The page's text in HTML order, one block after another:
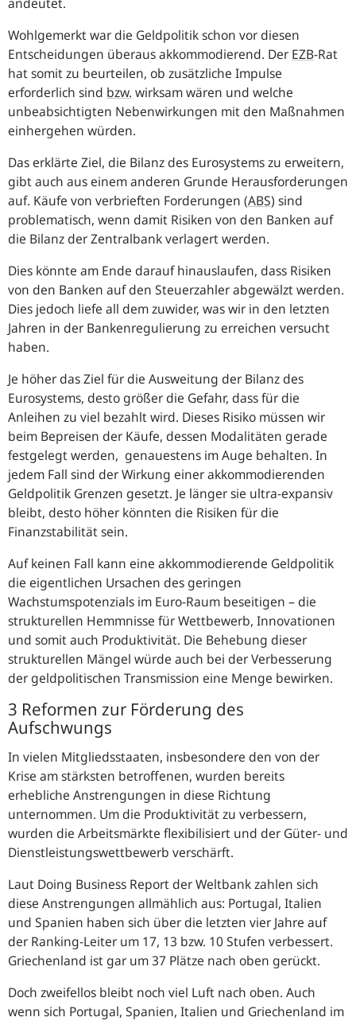
Wohlgemerkt war die Geldpolitik schon vor diesen
Entscheidungen überaus akkommodierend. Der EZB-Rat
hat somit zu beurteilen, ob zusätzliche Impulse
erforderlich sind bzw. wirksam wären und welche
unbeabsichtigten Nebenwirkungen mit den Maßnahmen
einhergehen würden.
Das erklärte Ziel, die Bilanz des Eurosystems zu erweitern,
gibt auch aus einem anderen Grunde Herausforderungen
auf. Käufe von verbrieften Forderungen (ABS) sind
problematisch, wenn damit Risiken von den Banken auf
die Bilanz der Zentralbank verlagert werden.
Dies könnte am Ende darauf hinauslaufen, dass Risiken
von den Banken auf den Steuerzahler abgewälzt werden.
Dies jedoch liefe all dem zuwider, was wir in den letzten
Jahren in der Bankenregulierung zu erreichen versucht
haben.
Je höher das Ziel für die Ausweitung der Bilanz des
Eurosystems, desto größer die Gefahr, dass für die
Anleihen zu viel bezahlt wird. Dieses Risiko müssen wir
beim Bepreisen der Käufe, dessen Modalitäten gerade
festgelegt werden, genauestens im Auge behalten. In
jedem Fall sind der Wirkung einer akkommodierenden
Geldpolitik Grenzen gesetzt. Je länger sie ultra-expansiv
bleibt, desto höher könnten die Risiken für die
Finanzstabilität sein.
Auf keinen Fall kann eine akkommodierende Geldpolitik
die eigentlichen Ursachen des geringen
Wachstumspotenzials im Euro-Raum beseitigen – die
strukturellen Hemmnisse für Wettbewerb, Innovationen
und somit auch Produktivität. Die Behebung dieser
strukturellen Mängel würde auch bei der Verbesserung
der geldpolitischen Transmission eine Menge bewirken.
3 Reformen zur Förderung des
Aufschwungs
In vielen Mitgliedsstaaten, insbesondere den von der
Krise am stärksten betroffenen, wurden bereits
erhebliche Anstrengungen in diese Richtung
unternommen. Um die Produktivität zu verbessern,
wurden die Arbeitsmärkte flexibilisiert und der Güter- und
Dienstleistungswettbewerb verschärft.
Laut Doing Business Report der Weltbank zahlen sich
diese Anstrengungen allmählich aus: Portugal, Italien
und Spanien haben sich über die letzten vier Jahre auf
der Ranking-Leiter um 17, 13 bzw. 10 Stufen verbessert.
Griechenland ist gar um 37 Plätze nach oben gerückt.
Doch zweifellos bleibt noch viel Luft nach oben. Auch
wenn sich Portugal, Spanien, Italien und Griechenland im